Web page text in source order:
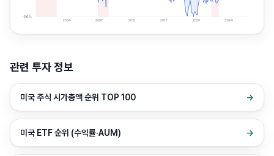
-56%
2004 2008 2012 2016 2020 2024
관련 투자 정보
미국 주식 시가총액 순위 TOP 100 →
미국 ETF 순위 (수익률·AUM) →